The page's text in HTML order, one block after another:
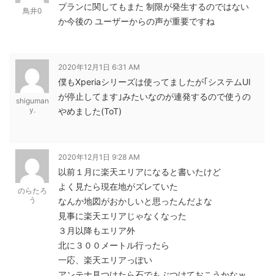
鳥井0
プランに関してもまた 制限が発生するのではない
か今後の ユーザーからの声が重要ですね
shiguman
y.
2020年12月1日 6:31 AM
僕もXperiaシリーズは使ってましたが｢システムUI
が停止してます｣みたいなのが連発するので使うの
やめました(ToT)
のらたろ
う
2020年12月1日 9:28 AM
以前１月に楽天エリアになると書いたけど
よく見たら現在地がズレていた
なんか地図がおかしいと思ったんだよな
見事に楽天エリアじゃなくなった
３月以降もエリア外
北に３００メートル行ったら
一応、楽天エリアっぽい